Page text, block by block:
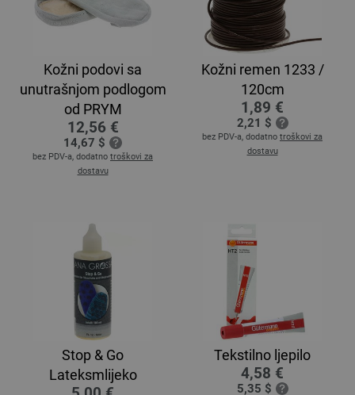
Kožni podovi sa
unutrašnjom podlogom
od PRYM
12,56 €
14,67 $
bez PDV-a, dodatno troškovi za
dostavu
Kožni remen 1233 /
120cm
1,89 €
2,21 $
bez PDV-a, dodatno troškovi za
dostavu
Stop & Go
Lateksmlijeko
Tekstilno ljepilo
4,58 €
5,35 $